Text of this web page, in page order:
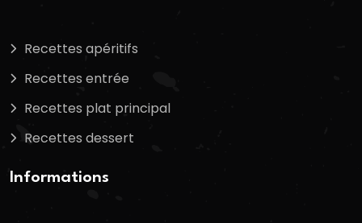
Recettes apéritifs
Recettes entrée
Recettes plat principal
Recettes dessert
Informations